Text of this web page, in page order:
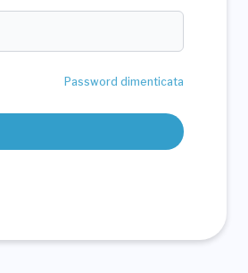
Password dimenticata